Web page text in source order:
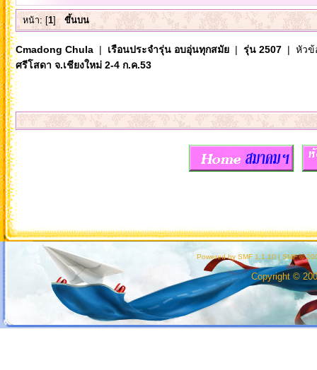
หน้า: [1] ขึ้นบน
Cmadong Chula| เรือนประจำรุ่น อบอุ่นทุกสมัย| รุ่น 2507| หัวข้
ศรีโสดา จ.เชียงใหม่ 2-4 ก.ค.53
Powered by SMF 1.1.10 | SMF ©
Copyright ©